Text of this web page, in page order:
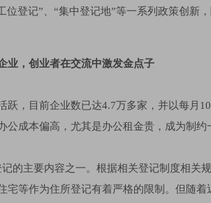
位登记”、“集中登记地”等一系列政策创新
业，创业者在交流中激发金点子
跃，目前企业数已达4.7万多家，并以每月
公成本偏高，尤其是办公租金贵，成为制约
的主要内容之一。根据相关登记制度相关
宅等作为住所登记有着严格的限制。但随